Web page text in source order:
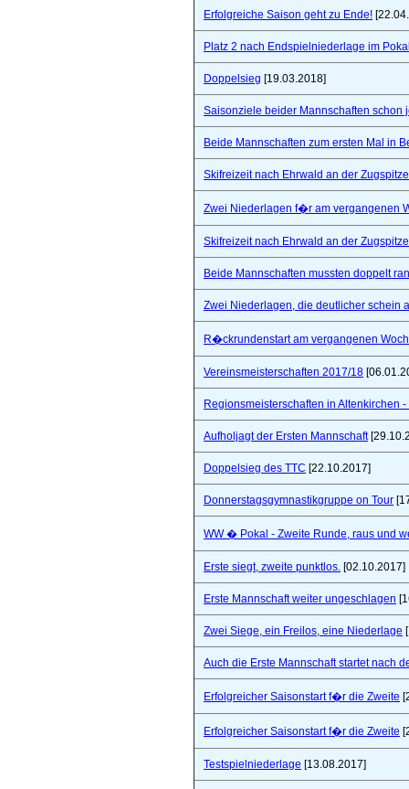
Erfolgreiche Saison geht zu Ende!
Platz 2 nach Endspielniederlage im
Doppelsieg [19.03.2018]
Saisonziele beider Mannschaften schon
Beide Mannschaften zum ersten Mal in
Skifreizeit nach Ehrwald an der Zugspitze
Zwei Niederlagen f�r am vergangenen
Skifreizeit nach Ehrwald an der Zugspitze
Beide Mannschaften mussten doppelt
Zwei Niederlagen, die deutlicher schein
R�ckrundenstart am vergangenen
Vereinsmeisterschaften 2017/18
Regionsmeisterschaften in Altenkirchen
Aufholjagt der Ersten Mannschaft
Doppelsieg des TTC [22.10.2017]
Donnerstagsgymnastikgruppe on Tour
WW � Pokal - Zweite Runde, raus und
Erste siegt, zweite punktlos. [02.10.2017]
Erste Mannschaft weiter ungeschlagen
Zwei Siege, ein Freilos, eine Niederlage
Auch die Erste Mannschaft startet nach
Erfolgreicher Saisonstart f�r die Zweite
Erfolgreicher Saisonstart f�r die Zweite
Testspielniederlage [13.08.2017]